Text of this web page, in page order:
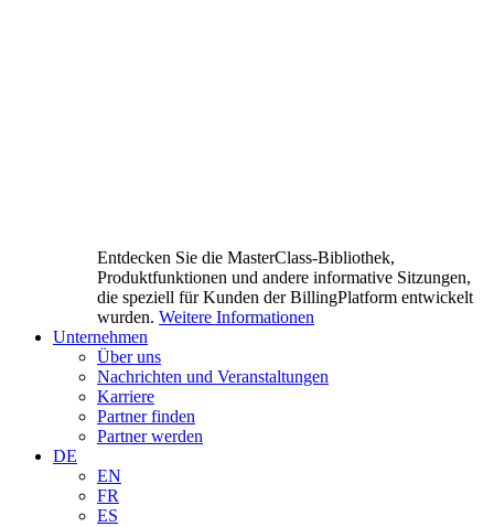
Entdecken Sie die MasterClass-Bibliothek,
Produktfunktionen und andere informative Sitzungen,
die speziell für Kunden der BillingPlatform entwickelt
wurden. Weitere Informationen
Unternehmen
Über uns
Nachrichten und Veranstaltungen
Karriere
Partner finden
Partner werden
DE
EN
FR
ES